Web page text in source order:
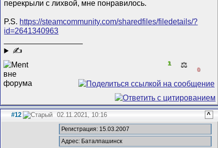
перекрыли с лихвой, мне понравилось.
P.S. https://steamcommunity.com/sharedfiles/filedetails/?
id=2641340963
✍
1 ⚖️
0
#12 02.11.2021, 10:16 ^
Регистрация: 15.03.2007
Адрес: Баталпашинск